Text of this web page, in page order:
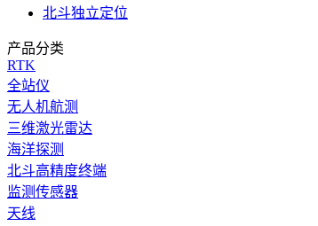
北斗独立定位
产品分类
RTK
全站仪
无人机航测
三维激光雷达
海洋探测
北斗高精度终端
监测传感器
天线